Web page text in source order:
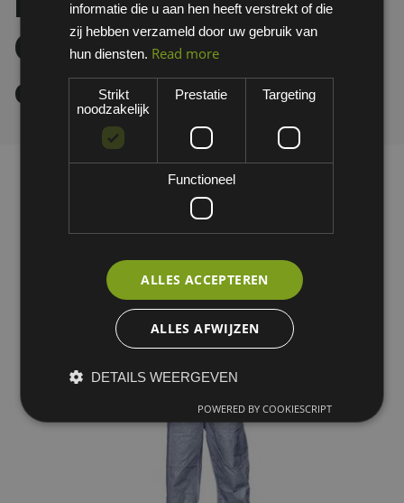
Classic Xpert CHF5S
overall
informatie die u aan hen heeft verstrekt of die
zij hebben verzameld door uw gebruik van
hun diensten. Read more
Strikt
noodzakelijk
Prestatie Targeting
Functioneel
ALLES ACCEPTEREN
ALLES AFWIJZEN
DETAILS WEERGEVEN
POWERED BY COOKIESCRIPT